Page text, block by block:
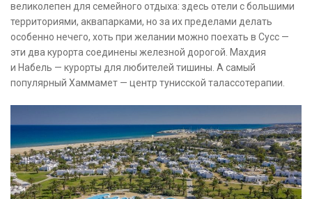
великолепен для семейного отдыха: здесь отели с большими
территориями, аквапарками, но за их пределами делать
особенно нечего, хоть при желании можно поехать в Сусс —
эти два курорта соединены железной дорогой. Махдия
и Набель — курорты для любителей тишины. А самый
популярный Хаммамет — центр тунисской талассотерапии.